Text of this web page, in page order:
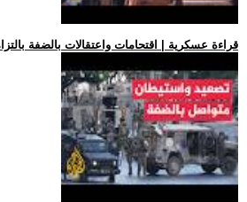
.. قراءة عسكرية | اقتحامات واعتقالات بالضفة